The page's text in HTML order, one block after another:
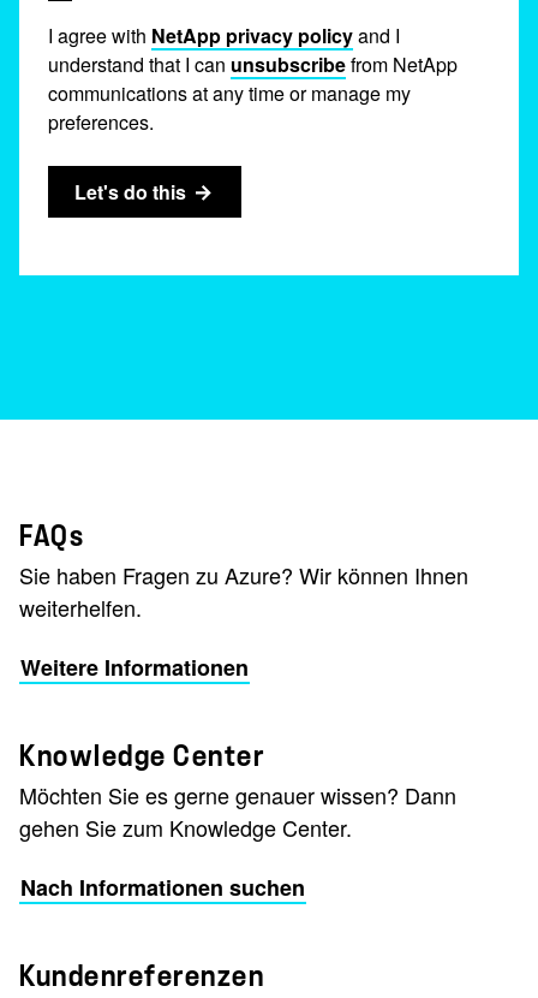
I agree with NetApp privacy policyand I
understand that I can unsubscribefrom NetApp
communications at any time or manage my
preferences.
Let's do this
FAQs
Sie haben Fragen zu Azure? Wir können Ihnen
weiterhelfen.
Weitere Informationen
Knowledge Center
Möchten Sie es gerne genauer wissen? Dann
gehen Sie zum Knowledge Center.
Nach Informationen suchen
Kundenreferenzen